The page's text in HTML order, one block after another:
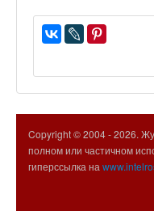
Copyright © 2004 -2026.
полном или частичном
гиперссылка на